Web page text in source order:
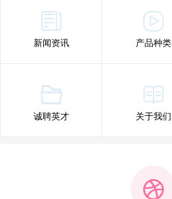
新闻资讯 产品种类
诚聘英才 关于我们